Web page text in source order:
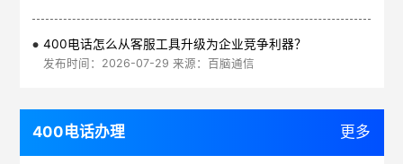
400电话怎么从客服工具升级为企业竞争利器？
发布时间：2026-07-29 来源：百脑通信
400电话办理 更多